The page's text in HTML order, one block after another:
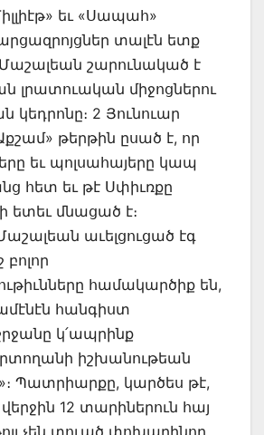
եւ «Սապահ»
տալէն ետք
շարունակած է
լրատուական միջոցներու
կեդրոնը։ 2 Յունուար
թերթին ըսած է, որ
եւ պոլսահայերը կապ
հետ եւ թէ Սփիւռքը
ետեւ մնացած է։
աւելցուցած էգ
բոլոր
համակարծիք են,
հանգիստ
կ՛ապրինք
իշխանութեան
Պատրիարքը, կարծես թէ,
12 տարիներուն հայ